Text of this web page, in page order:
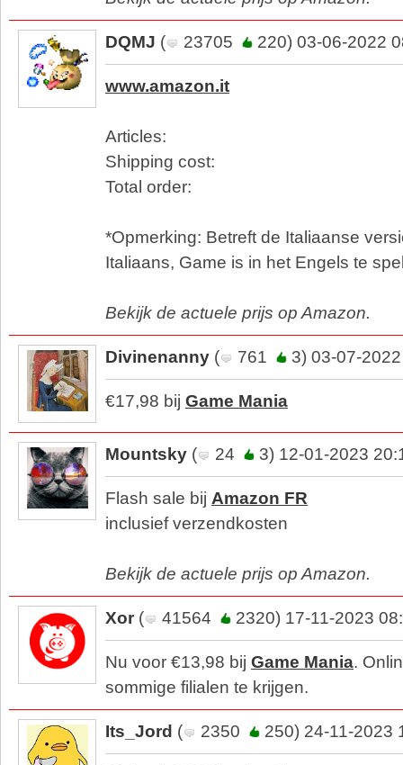
DQMJ ( 23705 220) 03-06-2022
www.amazon.it
Articles:
Shipping cost:
Total order:
*Opmerking: Betreft de Italiaanse
Italiaans, Game is in het Engels te
Bekijk de actuele prijs op Amazon.
Divinenanny ( 761 3) 03-07-
€17,98 bij Game Mania
Mountsky ( 24 3) 12-01-2023
Flash sale bij Amazon FR
inclusief verzendkosten
Bekijk de actuele prijs op Amazon.
Xor ( 41564 2320) 17-11-2023
Nu voor €13,98 bij Game Mania.
sommige filialen te krijgen.
Its_Jord ( 2350 250) 24-11-2023